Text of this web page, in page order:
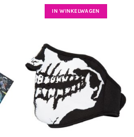
IN WINKELWAGEN